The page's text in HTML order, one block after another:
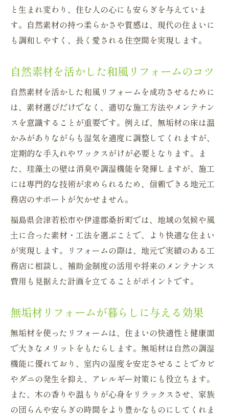
と生まれ変わり、住む人の心にも安らぎを与えていま
す。自然素材の持つ柔らかさや質感は、現代の住まいに
も調和しやすく、長く愛される住空間を実現します。
自然素材を活かした和風リフォームのコツ
自然素材を活かした和風リフォームを成功させるために
は、素材選びだけでなく、適切な施工方法やメンテナン
スを意識することが重要です。例えば、無垢材の床は温
かみがありながらも湿気を適度に調整してくれますが、
定期的な手入れやワックスがけが必要となります。ま
た、珪藻土の壁は消臭や調湿機能を発揮しますが、施工
には専門的な技術が求められるため、信頼できる地元工
務店のサポートが欠かせません。
福島県会津若松市や伊達郡桑折町では、地域の気候や風
土に合った素材・工法を選ぶことで、より快適な住まい
が実現します。リフォームの際は、地元で実績のある工
務店に相談し、補助金制度の活用や将来のメンテナンス
費用も見据えた計画を立てることがポイントです。
無垢材リフォームが暮らしに与える効果
無垢材を使ったリフォームは、住まいの快適性と健康面
で大きなメリットをもたらします。無垢材は自然の調湿
機能に優れており、室内の湿度を安定させることでカビ
やダニの発生を抑え、アレルギー対策にも役立ちます。
また、木の香りや温もりが心身をリラックスさせ、家族
の団らんや安らぎの時間をより豊かなものにしてくれま